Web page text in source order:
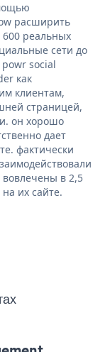
расширить
600 реальных
сети до
social
как
клиентам,
страницей,
он хорошо
дает
фактически
в 2,5
их сайте.